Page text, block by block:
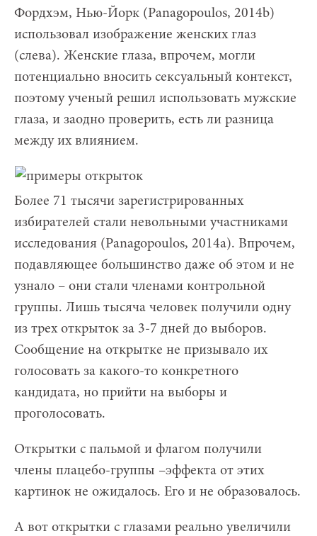
Фордхэм, Нью-Йорк (Panagopoulos, 2014b)
использовал изображение женских глаз
(слева). Женские глаза, впрочем, могли
потенциально вносить сексуальный контекст,
поэтому ученый решил использовать мужские
глаза, и заодно проверить, есть ли разница
между их влиянием.
Более 71 тысячи зарегистрированных
избирателей стали невольными участниками
исследования (Panagopoulos, 2014a). Впрочем,
подавляющее большинство даже об этом и не
узнало – они стали членами контрольной
группы. Лишь тысяча человек получили одну
из трех открыток за 3-7 дней до выборов.
Сообщение на открытке не призывало их
голосовать за какого-то конкретного
кандидата, но прийти на выборы и
проголосовать.
Открытки с пальмой и флагом получили
члены плацебо-группы –эффекта от этих
картинок не ожидалось. Его и не образовалось.
А вот открытки с глазами реально увеличили